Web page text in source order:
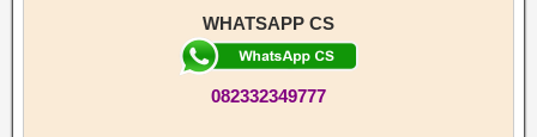
WHATSAPP CS
082332349777